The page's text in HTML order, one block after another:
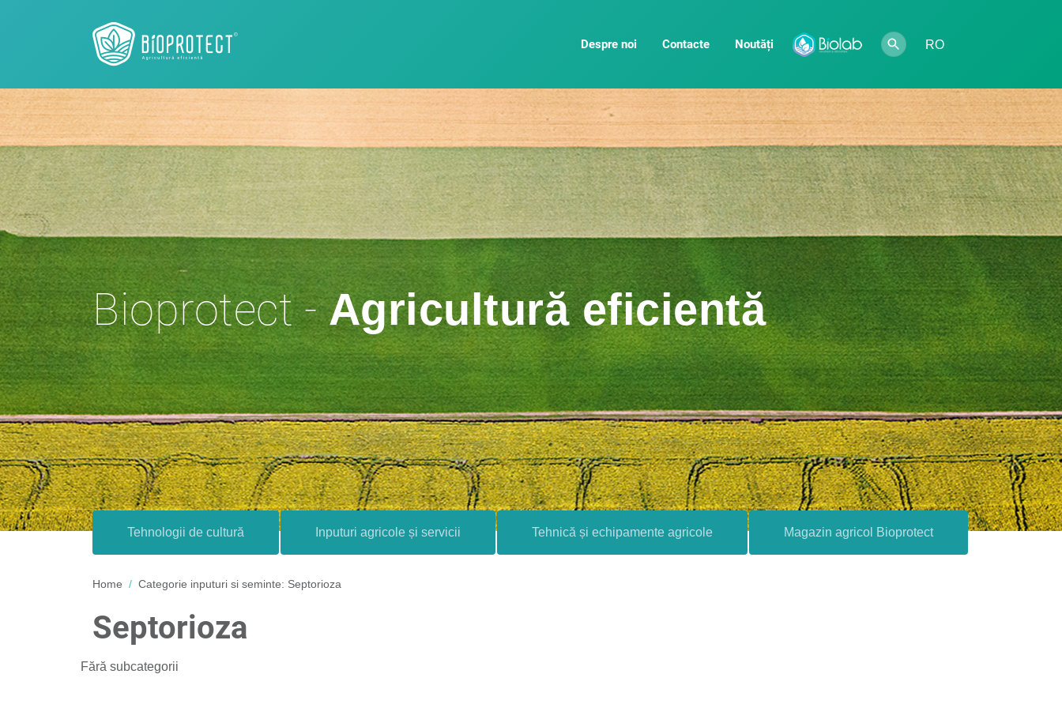
Despre noi Contacte Noutăți RO
Bioprotect -Agricultură eficientă
Tehnologii de cultură Inputuri agricole și servicii Tehnică și echipamente agricole Magazin agricol Bioprotect
Home Categorie inputuri si seminte: Septorioza
Septorioza
Fără subcategorii